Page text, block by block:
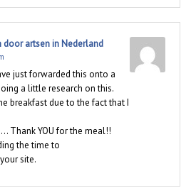
artsen in Nederland
just forwarded this onto a
a little research on this.
breakfast due to the fact that I
Thank YOU for the meal!!
the time to
site.